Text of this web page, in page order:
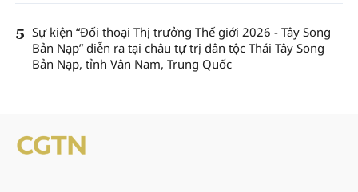
5 Sự kiện “Đối thoại Thị trưởng Thế giới 2026 - Tây Song
Bản Nạp” diễn ra tại châu tự trị dân tộc Thái Tây Song
Bản Nạp, tỉnh Vân Nam, Trung Quốc